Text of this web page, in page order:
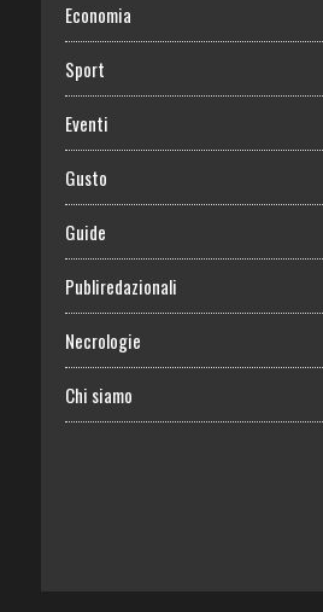
Economia
Sport
Eventi
Gusto
Guide
Publiredazionali
Necrologie
Chi siamo